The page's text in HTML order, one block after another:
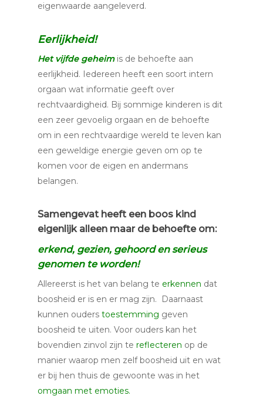
eigenwaarde aangeleverd.
Eerlijkheid!
Het vijfde geheimis de behoefte aan
eerlijkheid. Iedereen heeft een soort intern
orgaan wat informatie geeft over
rechtvaardigheid. Bij sommige kinderen is dit
een zeer gevoelig orgaan en de behoefte
om in een rechtvaardige wereld te leven kan
een geweldige energie geven om op te
komen voor de eigen en andermans
belangen.
Samengevat heeft een boos kind
eigenlijk alleen maar de behoefte om:
erkend, gezien, gehoord en serieus
genomen te worden!
Allereerst is het van belang te erkennen dat
boosheid er is en er mag zijn. Daarnaast
kunnen ouders toestemming geven
boosheid te uiten. Voor ouders kan het
bovendien zinvol zijn te reflecteren op de
manier waarop men zelf boosheid uit en wat
er bij hen thuis de gewoonte was in het
omgaan met emoties.